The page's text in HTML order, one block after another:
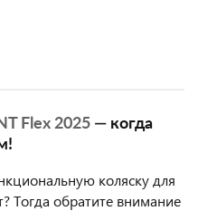
Flex 2025 — когда
коляску для
Тогда обратите внимание